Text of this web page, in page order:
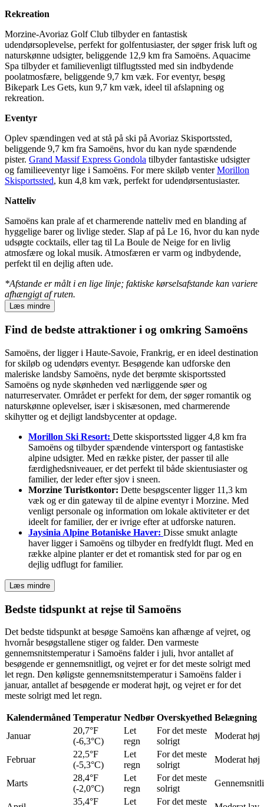
Rekreation
Morzine-Avoriaz Golf Club tilbyder en fantastisk
udendørsoplevelse, perfekt for golfentusiaster, der søger frisk luft og
naturskønne udsigter, beliggende 12,9 km fra Samoëns. Aquacime
Spa tilbyder et familievenligt tilflugtssted med sin indbydende
poolatmosfære, beliggende 9,7 km væk. For eventyr, besøg
Bikepark Les Gets, kun 9,7 km væk, ideel til afslapning og
rekreation.
Eventyr
Oplev spændingen ved at stå på ski på Avoriaz Skisportssted,
beliggende 9,7 km fra Samoëns, hvor du kan nyde spændende
pister. Grand Massif Express Gondola tilbyder fantastiske udsigter
og familieeventyr lige i Samoëns. For mere skiløb venterMorillon
Skisportssted, kun 4,8 km væk, perfekt for udendørsentusiaster.
Natteliv
Samoëns kan prale af et charmerende natteliv med en blanding af
hyggelige barer og livlige steder. Slap af på Le 16, hvor du kan nyde
udsøgte cocktails, eller tag til La Boule de Neige for en livlig
atmosfære og lokal musik. Atmosfæren er varm og indbydende,
perfekt til en dejlig aften ude.
*Afstande er målt i en lige linje; faktiske kørselsafstande kan variere
afhængigt af ruten.
Læs mindre
Find de bedste attraktioner i og omkring Samoëns
Samoëns, der ligger i Haute-Savoie, Frankrig, er en ideel destination
for skiløb og udendørs eventyr. Besøgende kan udforske den
maleriske landsby Samoëns, nyde det berømte skisportssted
Samoëns og nyde skønheden ved nærliggende søer og
naturreservater. Området er perfekt for dem, der søger romantik og
naturskønne oplevelser, især i skisæsonen, med charmerende
skihytter og et dejligt landsbycenter at opdage.
Morillon Ski Resort: Dette skisportssted ligger 4,8 km fra
Samoëns og tilbyder spændende vintersport og fantastiske
alpine udsigter. Med en række pister, der passer til alle
færdighedsniveauer, er det perfekt til både skientusiaster og
familier, der leder efter sjov i sneen.
Morzine Turistkontor: Dette besøgscenter ligger 11,3 km
væk og er din gateway til de alpine eventyr i Morzine. Med
venligt personale og information om lokale aktiviteter er det
ideelt for familier, der er ivrige efter at udforske naturen.
Jaysinia Alpine Botaniske Haver: Disse smukt anlagte
haver ligger i Samoëns og tilbyder en fredfyldt flugt. Med en
række alpine planter er det et romantisk sted for par og en
dejlig udflugt for familier.
Læs mindre
Bedste tidspunkt at rejse til Samoëns
Det bedste tidspunkt at besøge Samoëns kan afhænge af vejret, og
hvornår besøgstallene stiger og falder. Den varmeste
gennemsnitstemperatur i Samoëns falder i juli, hvor antallet af
besøgende er gennemsnitligt, og vejret er for det meste solrigt med
let regn. Den køligste gennemsnitstemperatur i Samoëns falder i
januar, antallet af besøgende er moderat højt, og vejret er for det
meste solrigt med let regn.
Kalendermåned Temperatur Nedbør Overskyethed Belægning
Januar
20,7°F
(-6,3°C)
Let
regn
For det meste
solrigt
Moderat høj
Februar
22,5°F
(-5,3°C)
Let
regn
For det meste
solrigt
Moderat høj
Marts
28,4°F
(-2,0°C)
Let
regn
For det meste
solrigt
35,4°F Let For det meste